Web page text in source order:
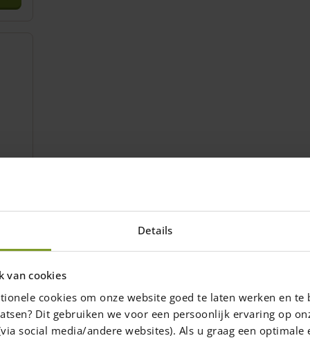
Details
van cookies
cookies om onze website goed te laten werken en
Dit gebruiken we voor een persoonlijk ervaring op
social media/andere websites). Als u graag een